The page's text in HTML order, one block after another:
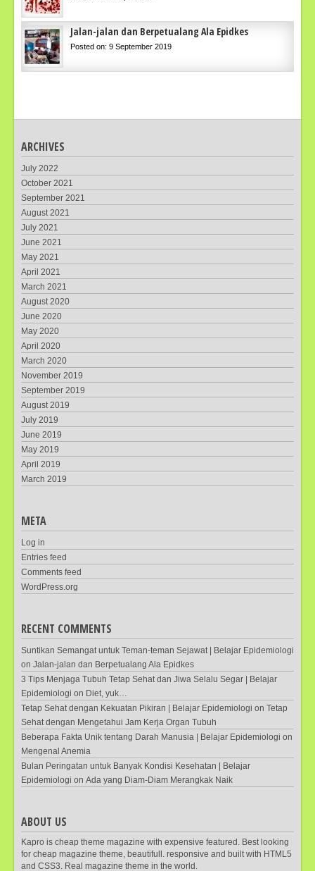
Jalan-jalan dan Berpetualang Ala Epidkes
Posted on: 9 September 2019
ARCHIVES
July 2022
October 2021
September 2021
August 2021
July 2021
June 2021
May 2021
April 2021
March 2021
August 2020
June 2020
May 2020
April 2020
March 2020
November 2019
September 2019
August 2019
July 2019
June 2019
May 2019
April 2019
March 2019
META
Log in
Entries feed
Comments feed
WordPress.org
RECENT COMMENTS
Suntikan Semangat untuk Teman-teman Sejawat | Belajar Epidemiologi
on Jalan-jalan dan Berpetualang Ala Epidkes
3 Tips Menjaga Tubuh Tetap Sehat dan Jiwa Selalu Segar | Belajar
Epidemiologi on Diet, yuk…
Tetap Sehat dengan Kekuatan Pikiran | Belajar Epidemiologi on Tetap
Sehat dengan Mengetahui Jam Kerja Organ Tubuh
Beberapa Fakta Unik tentang Darah Manusia | Belajar Epidemiologi on
Mengenal Anemia
Bulan Peringatan untuk Banyak Kondisi Kesehatan | Belajar
Epidemiologi on Ada yang Diam-Diam Merangkak Naik
ABOUT US
Kapro is cheap theme magazine with expensive featured. Best looking
for cheap magazine theme, beautifull. responsive and built with HTML5
and CSS3. Real magazine theme in the world.